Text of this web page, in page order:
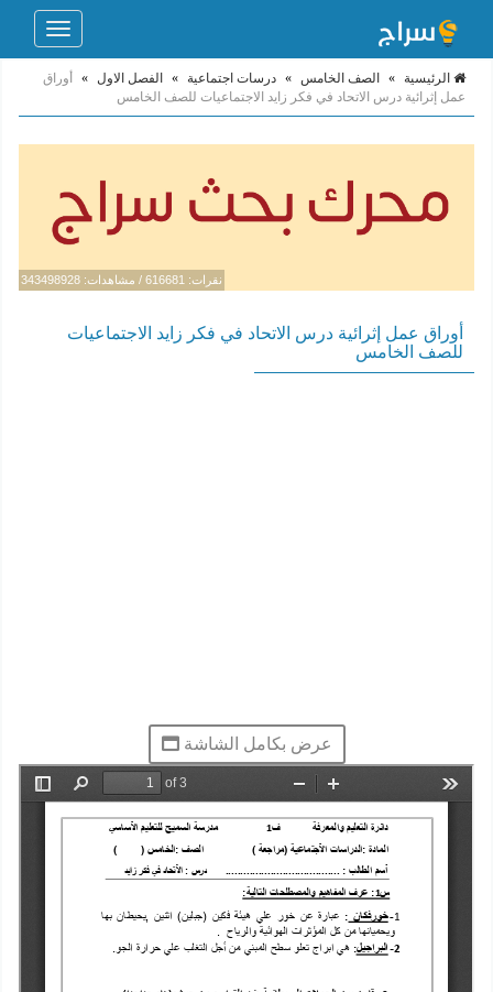
Toggle
الرئيسية » الصف الخامس » درسات اجتماعية » الفصل الاول »
أوراق
عمل إثرائية درس الاتحاد في فكر زايد الاجتماعيات للصف الخامس
نقرات: 616681 / مشاهدات: 343498928
أوراق عمل إثرائية درس الاتحاد في فكر زايد الاجتماعيات
للصف الخامس
عرض بكامل الشاشة